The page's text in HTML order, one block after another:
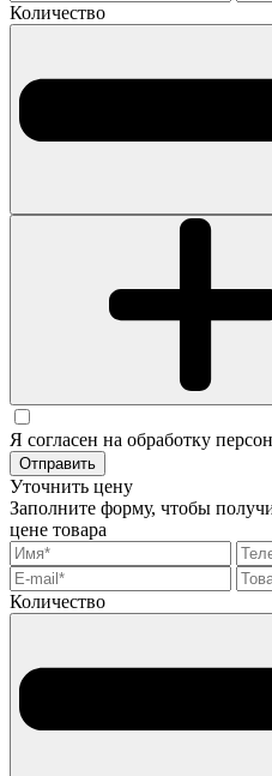
Количество
Я согласен на обработку
Отправить
Уточнить цену
Заполните форму, чтобы
цене товара
Количество